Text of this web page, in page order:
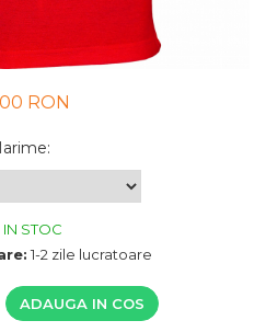
RON
:
IN STOC
1-2 zile lucratoare
ADAUGA IN COS